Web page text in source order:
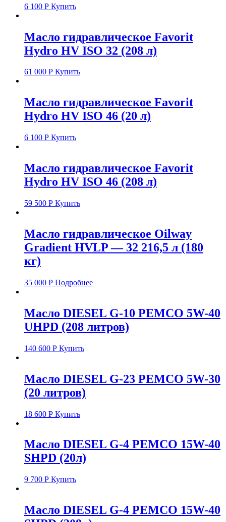
6 100 Р Купить
Масло гидравлическое Favorit
Hydro HV ISO 32 (208 л)
61 000 Р Купить
Масло гидравлическое Favorit
Hydro HV ISO 46 (20 л)
6 100 Р Купить
Масло гидравлическое Favorit
Hydro HV ISO 46 (208 л)
59 500 Р Купить
Масло гидравлическое Oilway
Gradient HVLP — 32 216,5 л (180
кг)
35 000 Р Подробнее
Масло DIESEL G-10 PEMCO 5W-40
UHPD (208 литров)
140 600 Р Купить
Масло DIESEL G-23 PEMCO 5W-30
(20 литров)
18 600 Р Купить
Масло DIESEL G-4 PEMCO 15W-40
SHPD (20л)
9 700 Р Купить
Масло DIESEL G-4 PEMCO 15W-40